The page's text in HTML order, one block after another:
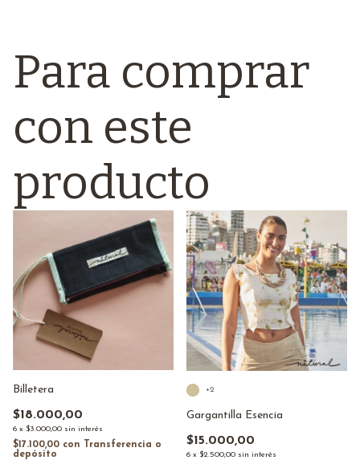
Para comprar
con este
producto
Billetera
$18.000,00
6 x $3.000,00 sin interés
$17.100,00 con
Transferencia o
depósito
Gargantilla Esencia
$15.000,00
6 x $2.500,00 sin interés
+2